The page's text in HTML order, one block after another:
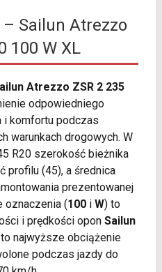
Sailun Atrezzo
100 W XL
Atrezzo ZSR 2 235
odpowiedniego
komfortu podczas
warunkach drogowych. W
R20 szerokość bieżnika
profilu (45), a średnica
prezentowanej
oznaczenia (100i W) to
i prędkości opon Sailun
najwyższe obciążenie
podczas jazdy do